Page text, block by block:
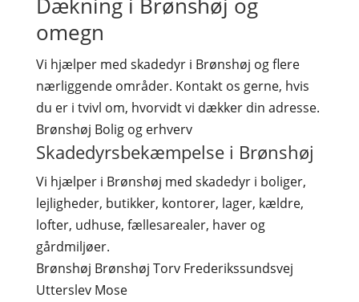
Dækning i Brønshøj og
omegn
Vi hjælper med skadedyr i Brønshøj og flere
nærliggende områder. Kontakt os gerne, hvis
du er i tvivl om, hvorvidt vi dækker din adresse.
Brønshøj Bolig og erhverv
Skadedyrsbekæmpelse i Brønshøj
Vi hjælper i Brønshøj med skadedyr i boliger,
lejligheder, butikker, kontorer, lager, kældre,
lofter, udhuse, fællesarealer, haver og
gårdmiljøer.
Brønshøj Brønshøj Torv Frederikssundsvej
Utterslev Mose